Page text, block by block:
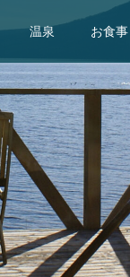
温泉 お食事